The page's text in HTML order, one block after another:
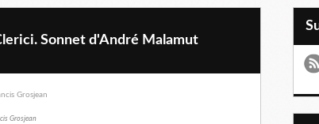
Sonnet d'André Malamut
Grosjean